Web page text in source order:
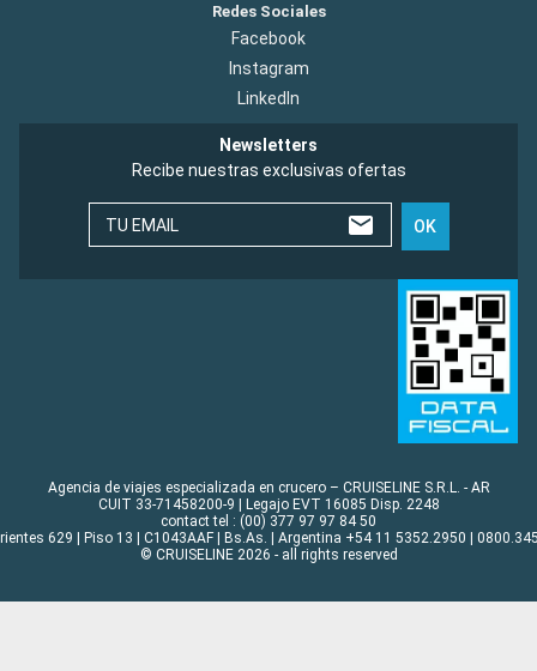
Redes Sociales
Facebook
Instagram
LinkedIn
Newsletters
Recibe nuestras exclusivas ofertas
TU EMAIL OK
Agencia de viajes especializada en crucero – CRUISELINE S.R.L. - AR
CUIT 33-71458200-9 | Legajo EVT 16085 Disp. 2248
contact tel : (00) 377 97 97 84 50
629 | Piso 13 | C1043AAF | Bs.As. | Argentina +54 11 5352.2950 |
© CRUISELINE 2026 - all rights reserved